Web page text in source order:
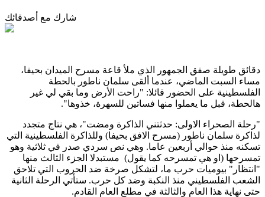
شارك مع أصدقائك
دقائق طويلة صفق الجمهور الذي ملأ قاعة مسرح الميدان بحيفا،
مساء السبت الماضي، عندما ألقى سلمان ناطور بالحطة
الفلسطينية على الحضور قائلا: "راحت الأرض وما بقي لي غير
هالحطة، قبل ما يعملوا منها فساتين للسهرة، خذوها".
"رحلة الصحراء الاولى: حدثتني الذاكرة ومضت"، هي نتاج متجدد
لذاكرة سلمان ناطور (مسرح الافق بحيفا) وللذاكرة الفلسطينية التي
تسكنه منذ حوالي أربعين عاما. وهي نص سردي صدر في ثلاثية وهو
تمسرحها (او هي تمسرحه كما يقول) مستبدلا الجزء الثالث منها
"انتظار" بيوميات حرب ما، لتشكل صرخة ضد الحروب التي تلاحق
الشعب الفلسطيني منذ النكبة وضد كل حرب. ستأتي الرحلة الثانية
حتى نهاية هذا العام والثالثة في مطلع العام القادم.